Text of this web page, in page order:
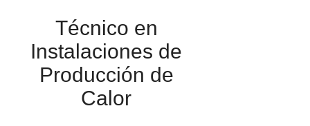
Técnico en
Instalaciones de
Producción de
Calor